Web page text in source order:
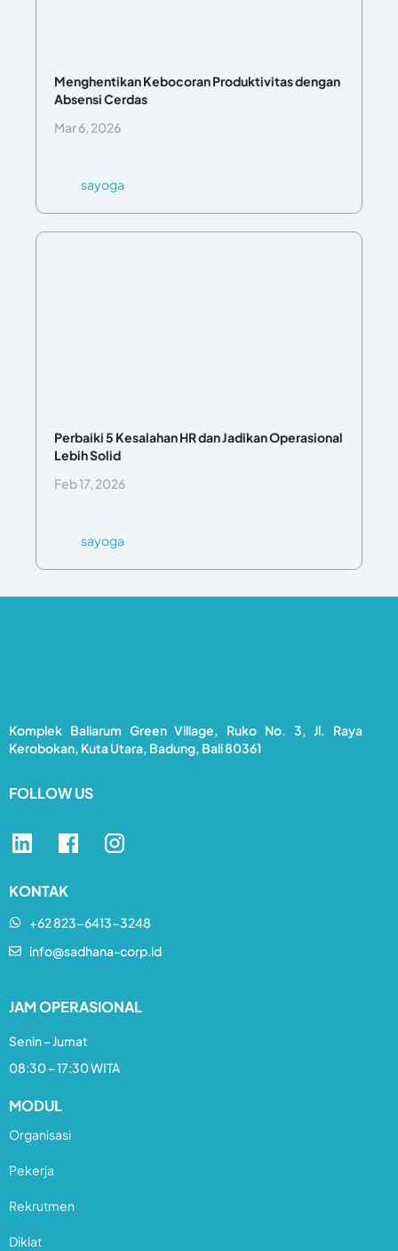
Menghentikan Kebocoran Produktivitas dengan
Absensi Cerdas
Mar 6, 2026
sayoga
Perbaiki 5 Kesalahan HR dan Jadikan Operasional
Lebih Solid
Feb 17, 2026
sayoga
Komplek Baliarum Green Village, Ruko No. 3, Jl. Raya
Kerobokan, Kuta Utara, Badung, Bali 80361
FOLLOW US
KONTAK
+62 823-6413-3248​
info@sadhana-corp.id
JAM OPERASIONAL
Senin – Jumat
08:30 – 17:30 WITA
MODUL
Organisasi
Pekerja
Rekrutmen
Diklat